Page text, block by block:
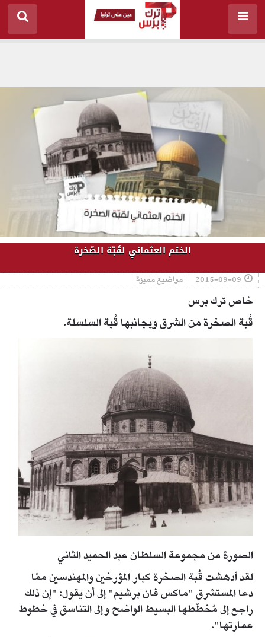
الختم العثماني لقُبّة الصّخرة
2015-09-09 مواضيع مميزة
خاص ترك برس
قُبة الصخرة من الشرق وبجانبها قُبة السلسلة.
الصورة من مجموعة السلطان عبد الحميد الثاني
لقد أدهشت قُبة الصخرة كبار المؤرخين والمهندسين ممّا
دعا المستشرق "ماكس فان برشيم" إلى أن يقول: "إن ذلك
راجع إلى مُخطّطها البسيط الواضح وإلى التناسق في خطوط
عمارتها".